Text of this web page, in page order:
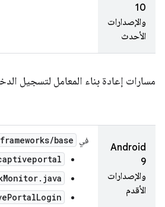
10
والإصدارات
الأحدث
مسارات إعادة بناء المعامل لتسجيل
Android
9
والإصدارات
الأقدم
في frameworks/base
*